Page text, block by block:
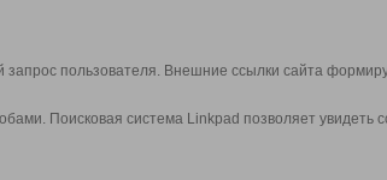
пользователя. Внешние ссылки сайта
Поисковая система Linkpad позволяет увидеть